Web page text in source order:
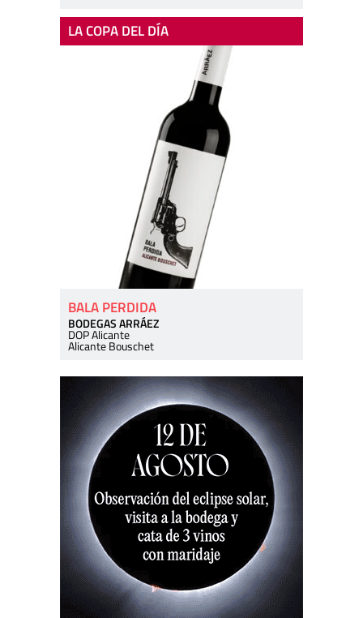
LA COPA DEL DÍA
BALA PERDIDA
BODEGAS ARRÁEZ
DOP Alicante
Alicante Bouschet